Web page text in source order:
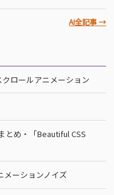
AI全記事 →
ロールアニメーション
とめ・「Beautiful CSS
メーションノイズ